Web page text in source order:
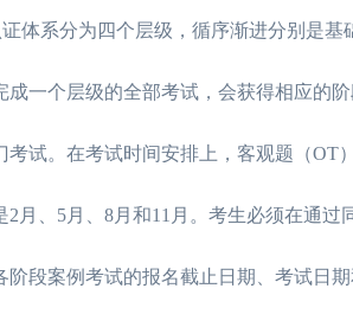
体系分为四个层级，循序渐进分别是
成一个层级的全部考试，会获得相应的
考试。在考试时间安排上，客观题（
2月、5月、8月和11月。考生必须在通
阶段案例考试的报名截止日期、考试日